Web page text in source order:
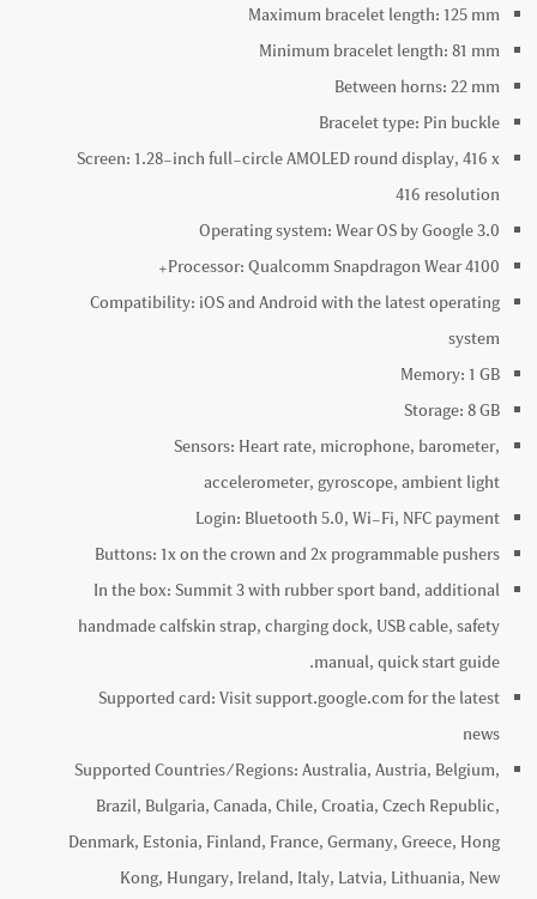
Maximum bracelet length:125mm
Minimum bracelet length:81 mm
Between horns:22mm
Bracelet type: Pin buckle
Screen:1.28-inch full-circle AMOLED round display, 416 x
416 resolution
Operating system:Wear OS by Google 3.0
Processor:Qualcomm Snapdragon Wear 4100+
Compatibility: iOS and Android with the latest operating
system
Memory:1 GB
Storage:8 GB
Sensors: Heart rate, microphone, barometer,
accelerometer, gyroscope, ambient light
Login: Bluetooth 5.0, Wi-Fi, NFC payment
Buttons:1x on the crown and 2x programmable pushers
In the box:Summit 3 with rubber sport band, additional
handmade calfskin strap, charging dock, USB cable, safety
manual, quick start guide.
Supported card:Visit support.google.com for the latest
news
Supported Countries/Regions:Australia, Austria, Belgium,
Brazil, Bulgaria, Canada, Chile, Croatia, Czech Republic,
Denmark, Estonia, Finland, France, Germany, Greece, Hong
Kong, Hungary, Ireland, Italy, Latvia, Lithuania, New